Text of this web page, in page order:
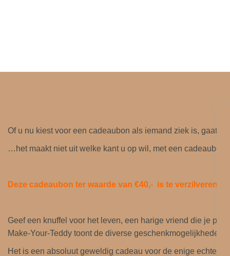
Of u nu kiest voor een cadeaubon als iemand ziek is, gaat
…het maakt niet uit welke kant u op wil, met een
Deze cadeaubon ter waarde van €40,- is te verzilveren /
Geef een knuffel voor het leven, een harige vriend die je
Make-Your-Teddy toont de diverse geschenkmogelijkheden
Het is een absoluut geweldig cadeau voor de enige echte